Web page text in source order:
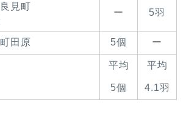
見町
ー 5羽
田原 5個 ー
平均 平均
5個 4.1羽